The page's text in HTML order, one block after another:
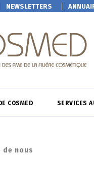
NEWSLETTERS
COSMED SERVICES
de nous